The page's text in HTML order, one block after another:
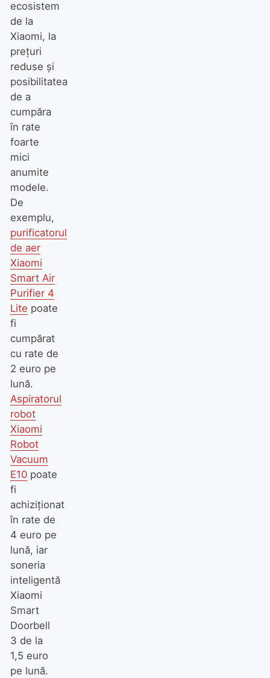
ecosistem
de la
Xiaomi, la
prețuri
reduse și
posibilitatea
de a
cumpăra
în rate
foarte
mici
anumite
modele.
De
exemplu,
purificatorul
de aer
Xiaomi
Smart Air
Purifier 4
Lite poate
fi
cumpărat
cu rate de
2 euro pe
lună.
Aspiratorul
robot
Xiaomi
Robot
Vacuum
E10poate
fi
achiziționat
în rate de
4 euro pe
lună, iar
soneria
inteligentă
Xiaomi
Smart
Doorbell
3 de la
1,5 euro
pe lună.